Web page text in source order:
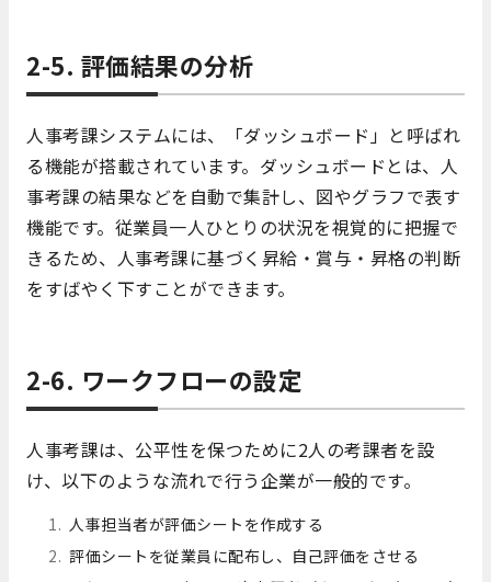
2-5. 評価結果の分析
人事考課システムには、「ダッシュボード」と呼ばれ
る機能が搭載されています。ダッシュボードとは、人
事考課の結果などを自動で集計し、図やグラフで表す
機能です。従業員一人ひとりの状況を視覚的に把握で
きるため、人事考課に基づく昇給・賞与・昇格の判断
をすばやく下すことができます。
2-6. ワークフローの設定
人事考課は、公平性を保つために2人の考課者を設
け、以下のような流れで行う企業が一般的です。
人事担当者が評価シートを作成する
評価シートを従業員に配布し、自己評価をさせる